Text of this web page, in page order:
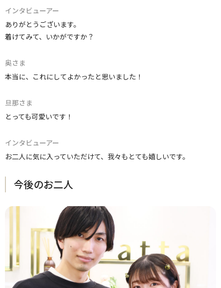
インタビューアー
ありがとうございます。
着けてみて、いかがですか？
奥さま
本当に、これにしてよかったと思いました！
旦那さま
とっても可愛いです！
インタビューアー
お二人に気に入っていただけて、我々もとても嬉しいです。
今後のお二人